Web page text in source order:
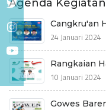
Agenda Kegiatan
Cangkru'an
24 Januari 2024
Rangkaian
10 Januari 2024
Gowes